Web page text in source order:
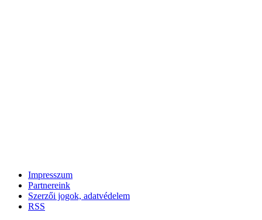
Impresszum
Partnereink
Szerzői jogok, adatvédelem
RSS